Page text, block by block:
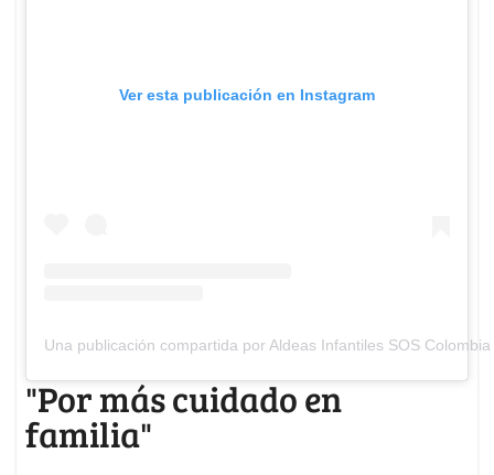
Ver esta publicación en Instagram
Una publicación compartida por Aldeas Infantiles SOS
"Por más cuidado en
familia"